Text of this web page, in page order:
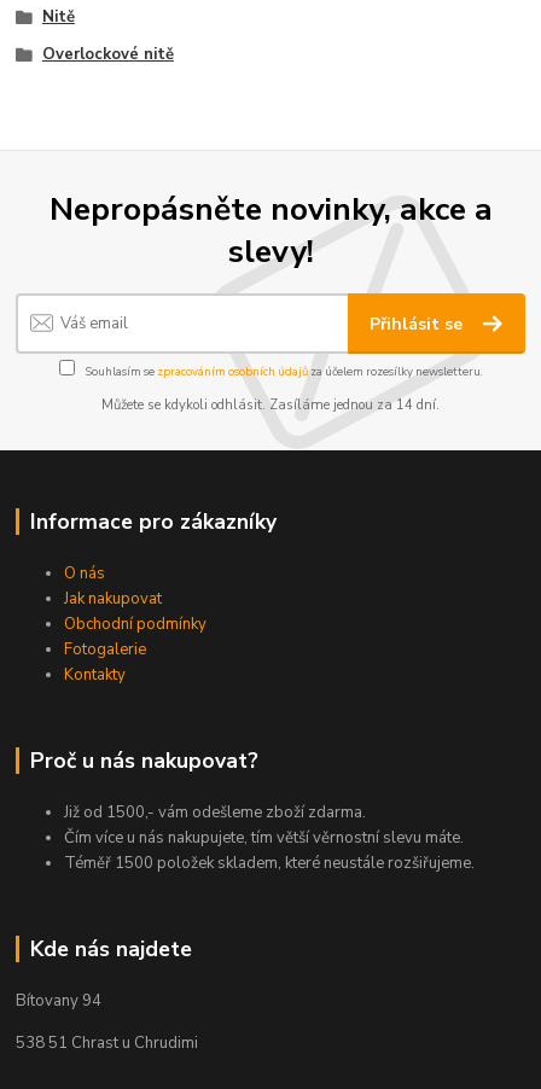
Nitě
Overlockové nitě
Nepropásněte novinky, akce a
slevy!
Přihlásit se
Souhlasím se zpracováním osobních údajůza účelem rozesílky newsletteru.
Můžete se kdykoli odhlásit. Zasíláme jednou za 14 dní.
Informace pro zákazníky
O nás
Jak nakupovat
Obchodní podmínky
Fotogalerie
Kontakty
Proč u nás nakupovat?
Již od 1500,- vám odešleme zboží zdarma.
Čím více u nás nakupujete, tím větší věrnostní slevu máte.
Téměř 1500 položek skladem, které neustále rozšiřujeme.
Kde nás najdete
Bítovany 94
538 51 Chrast u Chrudimi